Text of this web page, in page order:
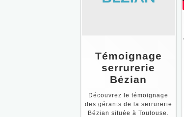
Témoignage
serrurerie
Bézian
Découvrez le témoignage
des gérants de la serrurerie
Bézian située à Toulouse.